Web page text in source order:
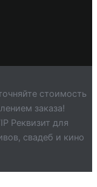
стоимость
заказа!
Реквизит для
свадеб и кино